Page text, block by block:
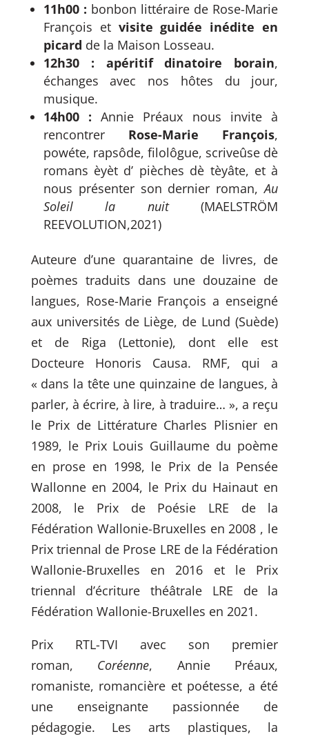
11h00 : bonbon littéraire de Rose-Marie
François et visite guidée inédite en
picard de la Maison Losseau.
12h30 :
apéritif dinatoire borain,
échanges avec nos hôtes du jour,
musique.
14h00 : Annie Préaux nous invite à
rencontrer Rose-Marie François,
powéte, rapsôde, filolôgue, scriveûse dè
romans èyèt d’ pièches dè tèyâte, et à
nous présenter son dernier roman,Au
Soleil la nuit(MAELSTRÖM
REEVOLUTION,2021)
Auteure d’une quarantaine de livres, de
poèmes traduits dans une douzaine de
langues, Rose-Marie François a enseigné
aux universités de Liège, de Lund (Suède)
et de Riga (Lettonie), dont elle est
Docteure Honoris Causa. RMF, qui a
« dans la tête une quinzaine de langues, à
parler, à écrire, à lire, à traduire… », a reçu
le Prix de Littérature Charles Plisnier en
1989, le Prix Louis Guillaume du poème
en prose en 1998, le Prix de la Pensée
Wallonne en 2004, le Prix du Hainaut en
2008, le Prix de Poésie LRE de la
Fédération Wallonie-Bruxelles en 2008 , le
Prix triennal de Prose LRE de la Fédération
Wallonie-Bruxelles en 2016 et le Prix
triennal d’écriture théâtrale LRE de la
Fédération Wallonie-Bruxelles en 2021.
Prix RTL-TVI avec son premier
roman, Coréenne, Annie Préaux,
romaniste, romancière et poétesse, a été
une enseignante passionnée de
pédagogie. Les arts plastiques, la